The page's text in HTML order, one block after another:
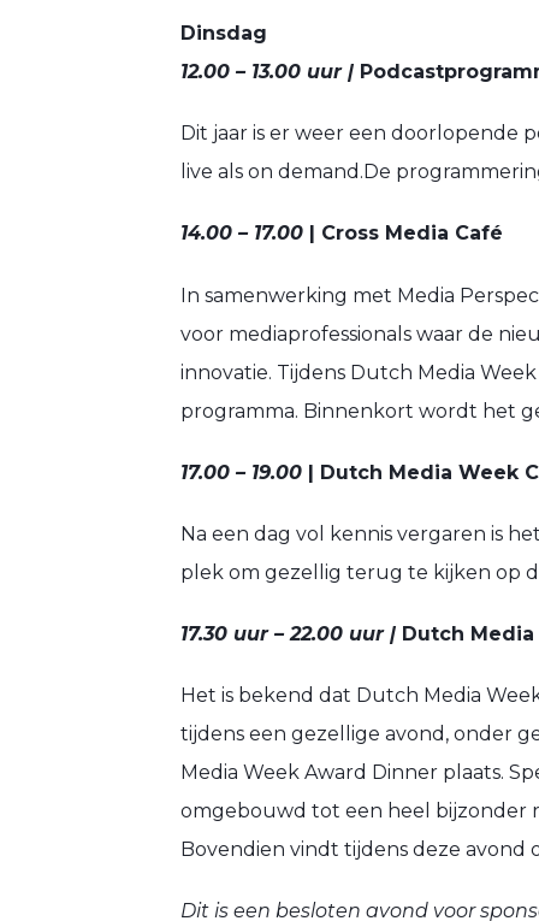
Dinsdag
12.00 – 13.00 uur |
Dit jaar is er weer een doorlopende
live als on demand.De
14.00 – 17.00 Cross Media Café
In samenwerking met Media
voor mediaprofessionals waar de
innovatie. Tijdens Dutch Media
programma. Binnenkort wordt het
17.00 – 19.00 | Dutch Media Week
Na een dag vol kennis vergaren is
plek om gezellig terug te kijken op
17.30 uur – 22.00 uur | Dutch
Het is bekend dat Dutch Media
tijdens een gezellige avond, onder
Media Week Award Dinner plaats.
omgebouwd tot een heel bijzonder
Bovendien vindt tijdens deze avond
Dit is een besloten avond voor